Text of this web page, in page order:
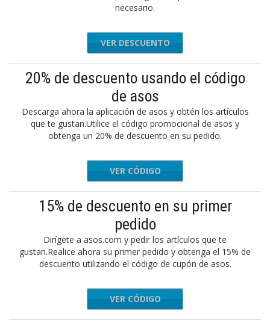
necesario.
VER DESCUENTO
20% de descuento usando el código
de asos
Descarga ahora la aplicación de asos y obtén los artículos
que te gustan.Utilice el código promocional de asos y
obtenga un 20% de descuento en su pedido.
SOSCREW
VER CÓDIGO
15% de descuento en su primer
pedido
Dirígete a asos.com y pedir los artículos que te
gustan.Realice ahora su primer pedido y obtenga el 15% de
descuento utilizando el código de cupón de asos.
IFRIEND
VER CÓDIGO